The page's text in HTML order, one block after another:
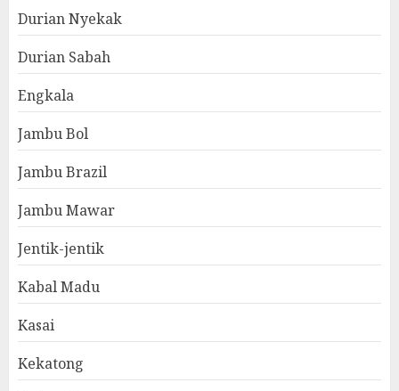
Durian Nyekak
Durian Sabah
Engkala
Jambu Bol
Jambu Brazil
Jambu Mawar
Jentik-jentik
Kabal Madu
Kasai
Kekatong